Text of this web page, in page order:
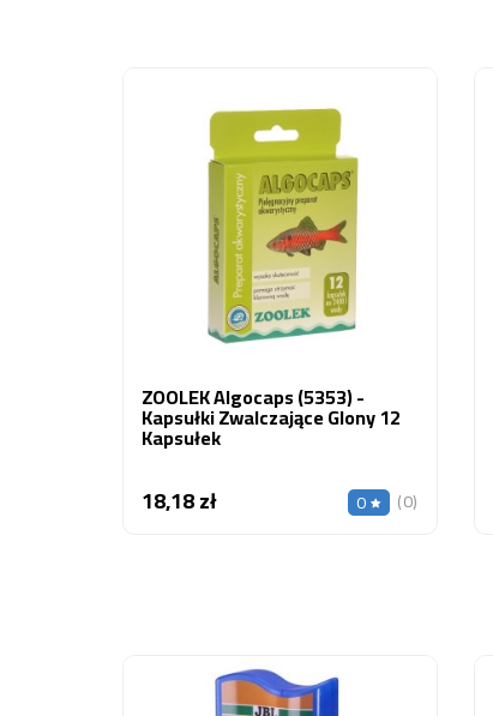
ZOOLEK Algocaps (5353) -
Kapsułki Zwalczające Glony 12
Kapsułek
18,18 złCena 0 (0)